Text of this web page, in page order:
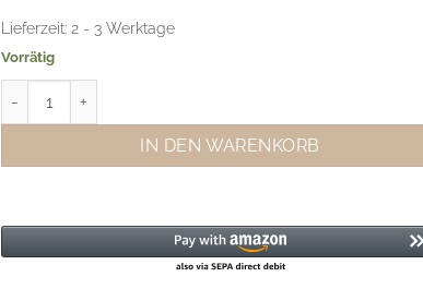
Lieferzeit: 2 - 3 Werktage
Vorrätig
IN DEN WARENKORB